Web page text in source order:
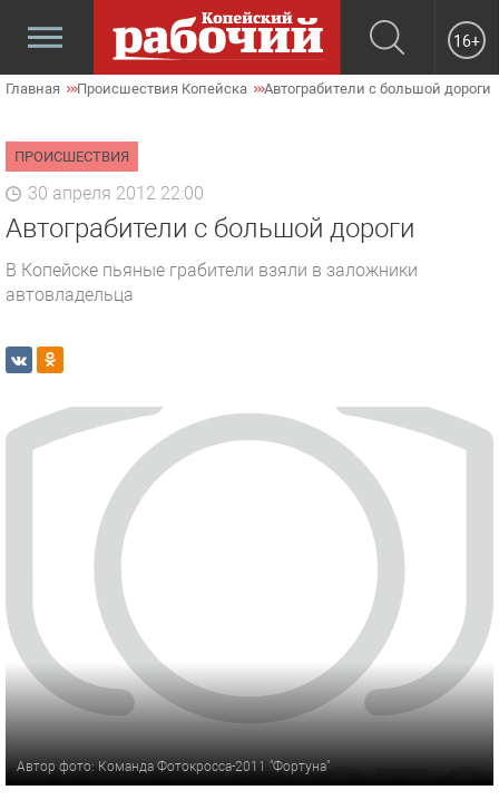
16+
Главная Происшествия Копейска Автограбители с большой дороги
ПРОИСШЕСТВИЯ
30 апреля 2012 22:00
Автограбители с большой дороги
В Копейске пьяные грабители взяли в заложники
автовладельца
Автор фото: Команда Фотокросса-2011 "Фортуна"